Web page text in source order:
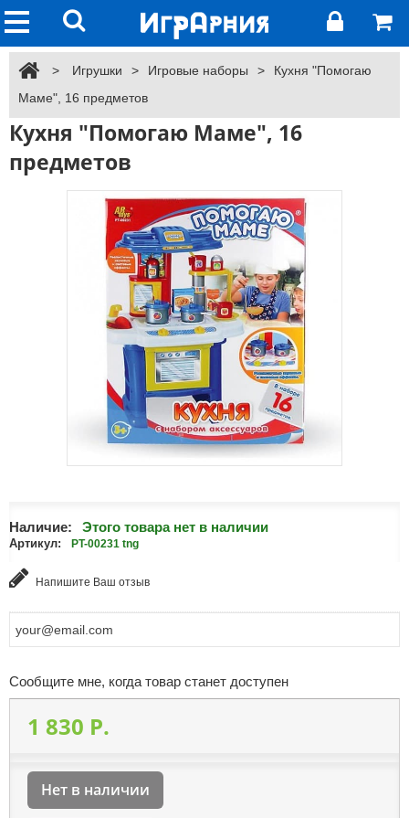
> Игрушки > Игровые наборы >
Кухня "Помогаю
Маме", 16 предметов
Кухня "Помогаю Маме", 16
предметов
Наличие: Этого товара нет в наличии
Артикул: PT-00231 tng
Напишите Ваш отзыв
Сообщите мне, когда товар станет доступен
1 830 P.
Нет в наличии